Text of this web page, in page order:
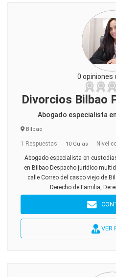
0 opiniones
Divorcios Bilbao
Abogado especialista
Bilbao
1 Respuestas 10 Guías Nivel
Abogado especialista en
en Bilbao Despacho jurídico
calle Correo del casco viejo de
Derecho de Familia,
VER